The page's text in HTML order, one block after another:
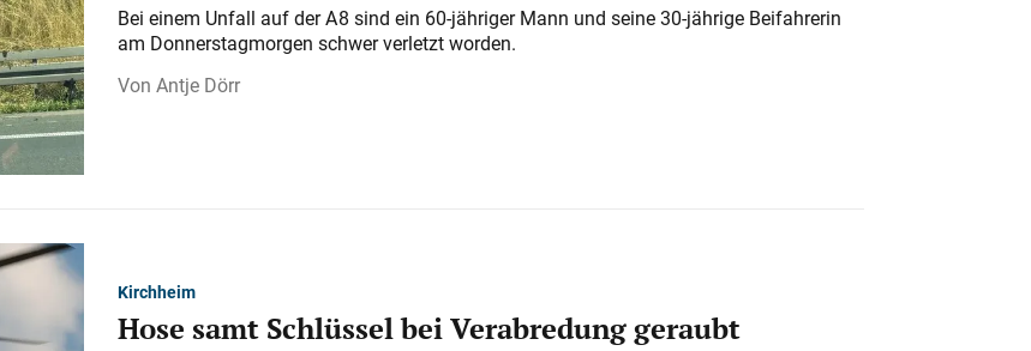
Bei einem Unfall auf der A 8 sind ein 60-jähriger Mann und seine 30-jährige Beifahrerin
am Donnerstagmorgen schwer verletzt worden.
Antje Dörr
Kirchheim
Hose samt Schlüssel bei Verabredung geraubt